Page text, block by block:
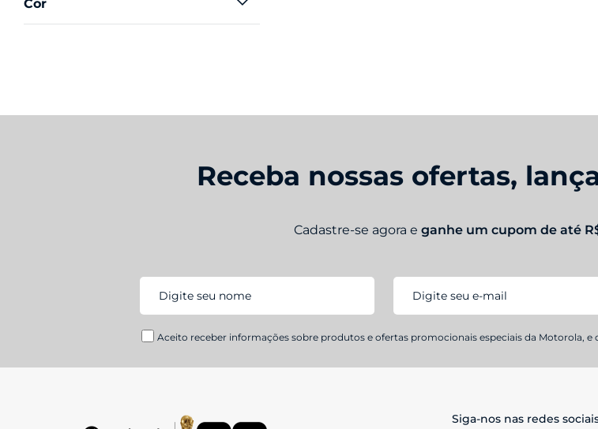
Receba nossas ofertas,
Cadastre-se agora e ganhe um cupom de até
Aceito receber informações sobre produtos e ofertas promocionais especiais da Motorola, e
Siga-nos nas redes